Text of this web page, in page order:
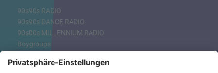
90s90s RADIO
90s90s DANCE RADIO
90s00s MILLENNIUM RADIO
Boygroups
Clubhits